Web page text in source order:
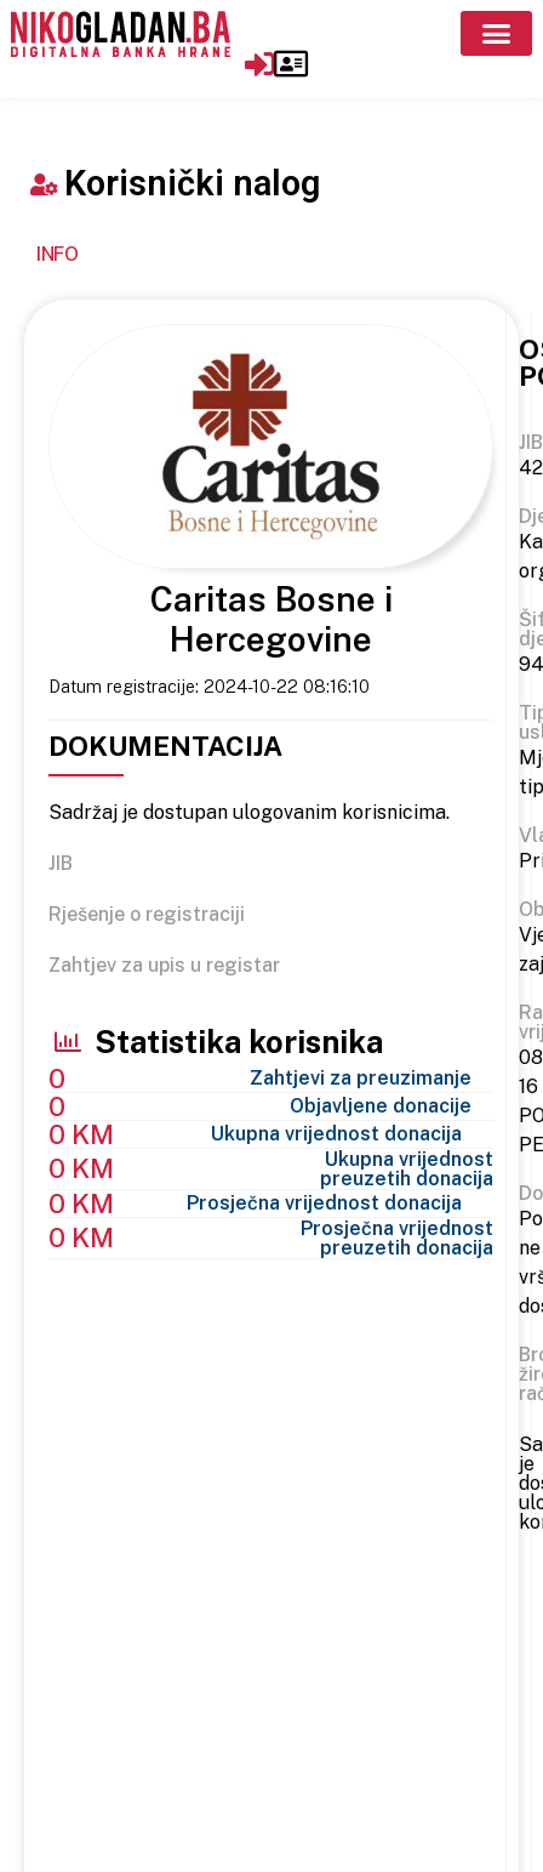
Korisnički nalog
INFO
Caritas Bosne i
Hercegovine
Datum registracije: 2024-10-22 08:16:10
DOKUMENTACIJA
Sadržaj je dostupan ulogovanim korisnicima.
JIB
Rješenje o registraciji
Zahtjev za upis u registar
Statistika korisnika
0 Zahtjevi za preuzimanje
0 Objavljene donacije
0 KM Ukupna vrijednost donacija
0 KM
Ukupna vrijednost
preuzetih donacija
0 KM Prosječna vrijednost donacija
0 KM
Prosječna vrijednost
preuzetih donacija
JIB
tip
16
ne
je